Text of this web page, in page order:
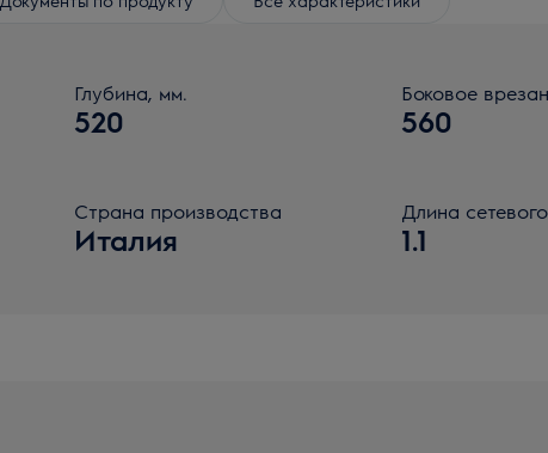
Глубина, мм.
520
Боковое
560
Страна производства
Италия
Длина
1.1